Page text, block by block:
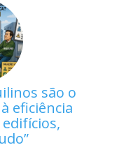
são o
eficiência